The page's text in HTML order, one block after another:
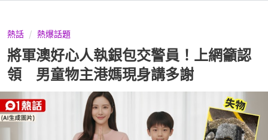
熱話 熱爆話題
將軍澳好心人執銀包交警員！上網籲認
領 男童物主港媽現身講多謝